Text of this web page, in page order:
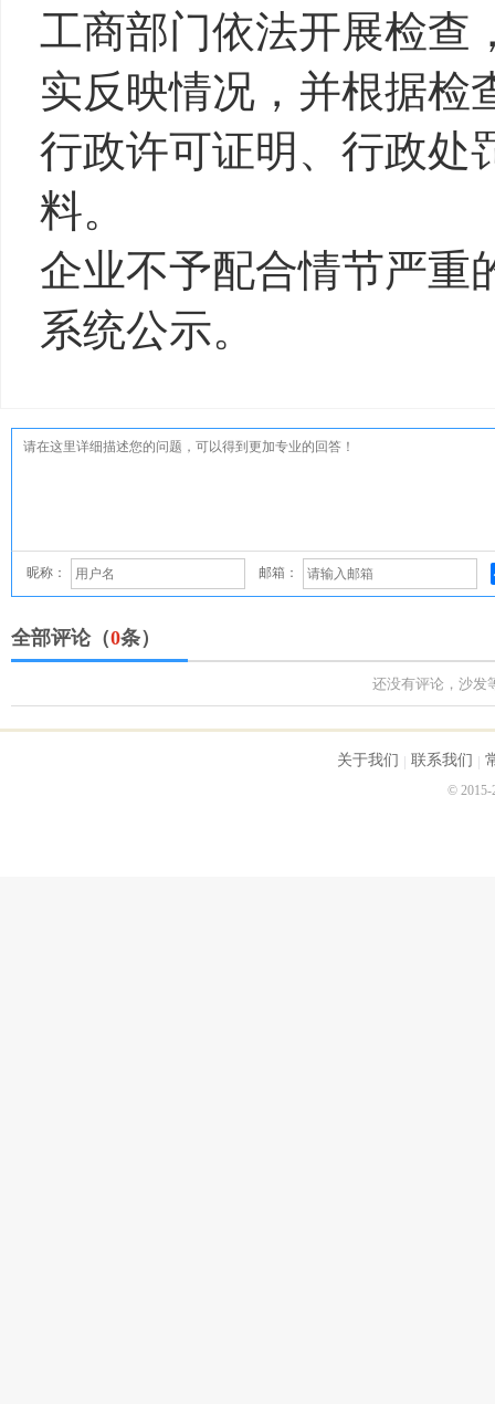
工商部门依法开展检查
实反映情况，并根据检
行政许可证明、行政处
料。
企业不予配合情节严重
系统公示。
昵称： 邮箱：
全部评论（0条）
还没有评论，沙发
关于我们 联系我们
© 2015-